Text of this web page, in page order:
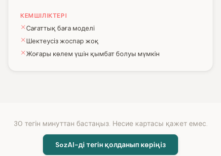
КЕМШІЛІКТЕРІ
Сағаттық баға моделі
Шектеусіз жоспар жоқ
Жоғары көлем үшін қымбат болуы мүмкін
30 тегін минуттан бастаңыз. Несие картасы қажет емес.
SozAI-ді тегін қолданып көріңіз